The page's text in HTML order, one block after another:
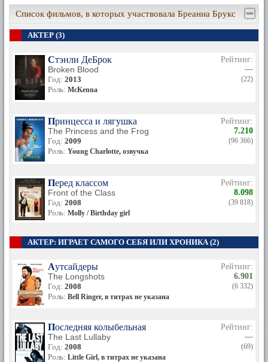
Список фильмов, в которых участвовала Бреанна Брукс
АКТЕР (3)
Стэнли ДеБрок
Broken Blood
Год: 2013
Роль: McKenna
Рейтинг:
—
(22)
Принцесса и лягушка
The Princess and the Frog
Год: 2009
Роль: Young Charlotte, озвучка
Рейтинг:
7.210
(96 366)
Перед классом
Front of the Class
Год: 2008
Роль: Molly / Birthday girl
Рейтинг:
8.098
(39 818)
АКТЕР: ИГРАЕТ САМОГО СЕБЯ ИЛИ ХРОНИКА (2)
Аутсайдеры
The Longshots
Год: 2008
Роль: Bell Ringer, в титрах не указана
Рейтинг:
6.901
(6 332)
Последняя колыбельная
The Last Lullaby
Год: 2008
Роль: Little Girl, в титрах не указана
Рейтинг:
—
(69)